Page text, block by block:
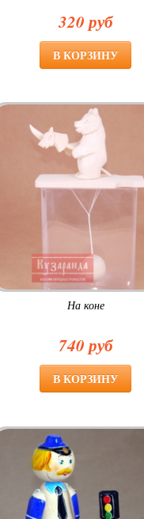
320 руб
На коне
740 руб